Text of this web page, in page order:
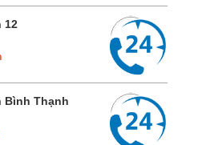
12
Bình Thạnh